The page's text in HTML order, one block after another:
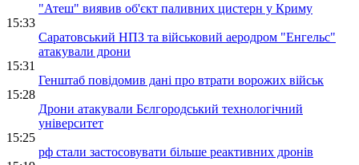
"Атеш" виявив об'єкт паливних цистерн у Криму
15:33
Саратовський НПЗ та військовий аеродром "Енгельс"
атакували дрони
15:31
Генштаб повідомив дані про втрати ворожих військ
15:28
Дрони атакували Бєлгородський технологічний
університет
15:25
рф стали застосовувати більше реактивних дронів